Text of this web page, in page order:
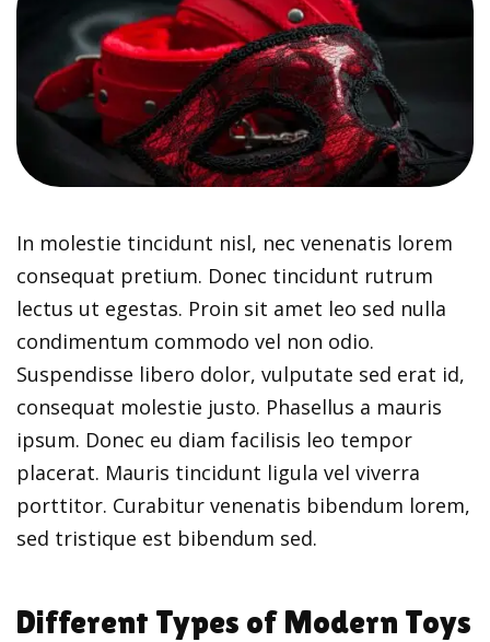
In molestie tincidunt nisl, nec venenatis lorem
consequat pretium. Donec tincidunt rutrum
lectus ut egestas. Proin sit amet leo sed nulla
condimentum commodo vel non odio.
Suspendisse libero dolor, vulputate sed erat id,
consequat molestie justo. Phasellus a mauris
ipsum. Donec eu diam facilisis leo tempor
placerat. Mauris tincidunt ligula vel viverra
porttitor. Curabitur venenatis bibendum lorem,
sed tristique est bibendum sed.
Different Types of Modern Toys